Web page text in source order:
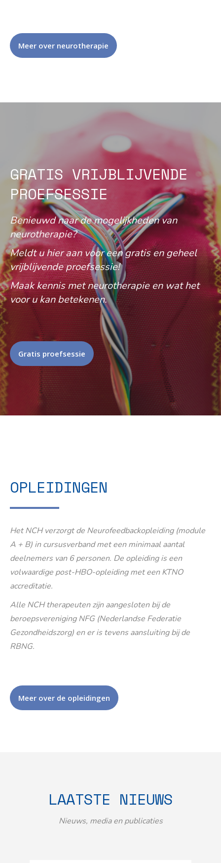
Meer over neurotherapie
GRATIS VRIJBLIJVENDE
PROEFSESSIE
Benieuwd naar de mogelijkheden van
neurotherapie?
Meldt u hier aan voor een gratis en geheel
vrijblijvende proefsessie!
Maak kennis met neurotherapie en wat het
voor u kan betekenen.
Gratis proefsessie
OPLEIDINGEN
Het NCH verzorgt de Neurofeedbackopleiding (module
A + B) in cursusverband met een minimaal aantal
deelnemers van 6 personen. De opleiding is een
volwaardige post-HBO-opleiding met een KTNO
accreditatie.
Alle NCH therapeuten zijn aangesloten bij de
beroepsvereniging NFG (Nederlandse Federatie
Gezondheidszorg) en er is tevens aansluiting bij de
RBNG.
Meer over de opleidingen
LAATSTE NIEUWS
Nieuws, media en publicaties